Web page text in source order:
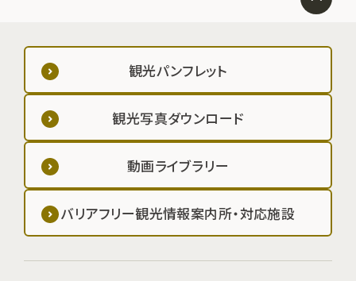
観光パンフレット
観光写真ダウンロード
動画ライブラリー
バリアフリー観光情報案内所・対応施設